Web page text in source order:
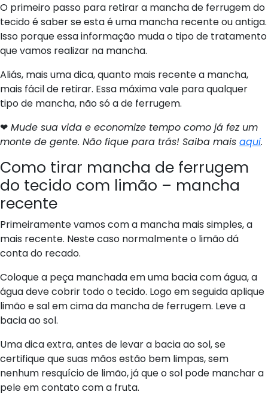
O primeiro passo para retirar a mancha de ferrugem do
tecido é saber se esta é uma mancha recente ou antiga.
Isso porque essa informação muda o tipo de tratamento
que vamos realizar na mancha.
Aliás, mais uma dica, quanto mais recente a mancha,
mais fácil de retirar. Essa máxima vale para qualquer
tipo de mancha, não só a de ferrugem.
❤ Mude sua vida e economize tempo como já fez um
monte de gente. Não fique para trás! Saiba mais aqui.
Como tirar mancha de ferrugem
do tecido com limão – mancha
recente
Primeiramente vamos com a mancha mais simples, a
mais recente. Neste caso normalmente o limão dá
conta do recado.
Coloque a peça manchada em uma bacia com água, a
água deve cobrir todo o tecido. Logo em seguida aplique
limão e sal em cima da mancha de ferrugem. Leve a
bacia ao sol.
Uma dica extra, antes de levar a bacia ao sol, se
certifique que suas mãos estão bem limpas, sem
nenhum resquício de limão, já que o sol pode manchar a
pele em contato com a fruta.